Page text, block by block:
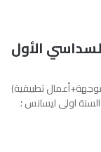
الأول
تطبيقية)
دورة اولى من السنة الجامعية 2025-2026 السنة اولى ليسانس ؛